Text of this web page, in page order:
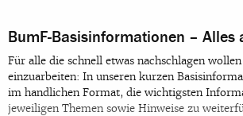
Versorgungsstrukturen negiert die politische
angesichts dieser vielgestaltigen
BumF-Basisinformationen – Alles
Für alle die schnell etwas nachschlagen
einzuarbeiten: In unseren kurzen
im handlichen Format, die wichtigsten
jeweiligen Themen sowie Hinweise zu